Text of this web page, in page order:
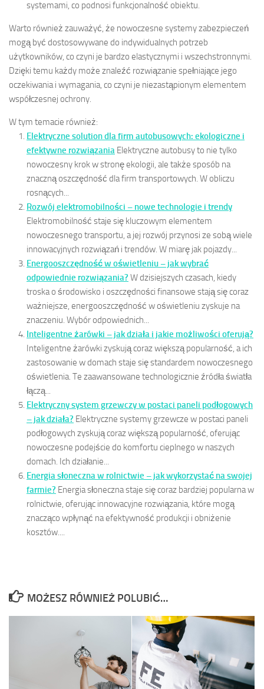
systemami, co podnosi funkcjonalność obiektu.
Warto również zauważyć, że nowoczesne systemy zabezpieczeń
mogą być dostosowywane do indywidualnych potrzeb
użytkowników, co czyni je bardzo elastycznymi i wszechstronnymi.
Dzięki temu każdy może znaleźć rozwiązanie spełniające jego
oczekiwania i wymagania, co czyni je niezastąpionym elementem
współczesnej ochrony.
W tym temacie również:
Elektryczne solution dla firm autobusowych: ekologiczne i
efektywne rozwiązania Elektryczne autobusy to nie tylko
nowoczesny krok w stronę ekologii, ale także sposób na
znaczną oszczędność dla firm transportowych. W obliczu
rosnących...
Rozwój elektromobilności – nowe technologie i trendy
Elektromobilność staje się kluczowym elementem
nowoczesnego transportu, a jej rozwój przynosi ze sobą wiele
innowacyjnych rozwiązań i trendów. W miarę jak pojazdy...
Energooszczędność w oświetleniu – jak wybrać
odpowiednie rozwiązania? W dzisiejszych czasach, kiedy
troska o środowisko i oszczędności finansowe stają się coraz
ważniejsze, energooszczędność w oświetleniu zyskuje na
znaczeniu. Wybór odpowiednich...
Inteligentne żarówki – jak działa i jakie możliwości oferują?
Inteligentne żarówki zyskują coraz większą popularność, a ich
zastosowanie w domach staje się standardem nowoczesnego
oświetlenia. Te zaawansowane technologicznie źródła światła
łączą...
Elektryczny system grzewczy w postaci paneli podłogowych
– jak działa? Elektryczne systemy grzewcze w postaci paneli
podłogowych zyskują coraz większą popularność, oferując
nowoczesne podejście do komfortu cieplnego w naszych
domach. Ich działanie...
Energia słoneczna w rolnictwie – jak wykorzystać na swojej
farmie? Energia słoneczna staje się coraz bardziej popularna w
rolnictwie, oferując innowacyjne rozwiązania, które mogą
znacząco wpłynąć na efektywność produkcji i obniżenie
kosztów....
MOŻESZ RÓWNIEŻ POLUBIĆ…